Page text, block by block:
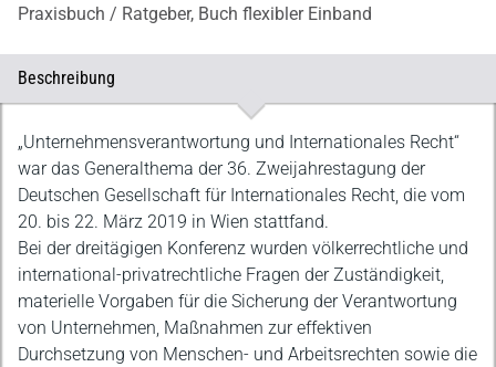
Praxisbuch / Ratgeber, Buch flexibler Einband
Beschreibung
Beschreibung
„Unternehmensverantwortung und Internationales Recht“
war das Generalthema der 36. Zweijahrestagung der
Deutschen Gesellschaft für Internationales Recht, die vom
20. bis 22. März 2019 in Wien stattfand.
Bei der dreitägigen Konferenz wurden völkerrechtliche und
international-privatrechtliche Fragen der Zuständigkeit,
materielle Vorgaben für die Sicherung der Verantwortung
von Unternehmen, Maßnahmen zur effektiven
Durchsetzung von Menschen- und Arbeitsrechten sowie die